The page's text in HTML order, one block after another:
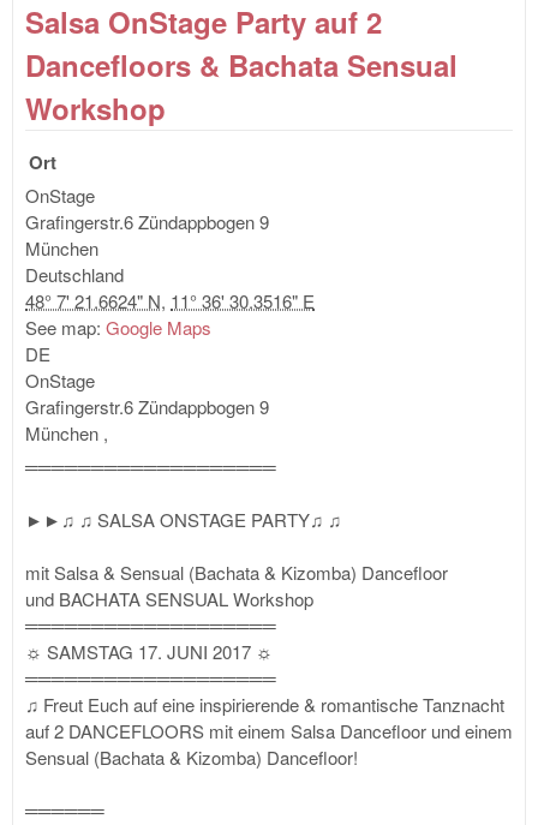
Salsa OnStage Party auf 2
Dancefloors & Bachata Sensual
Workshop
Ort
OnStage
Grafingerstr.6Zündappbogen 9
München
Deutschland
48° 7' 21.6624" N, 11° 36' 30.3516" E
See map: Google Maps
DE
OnStage
Grafingerstr.6Zündappbogen 9
München ,
═══════════════════
►►♫ ♫ SALSA ONSTAGE PARTY♫ ♫
mit Salsa & Sensual (Bachata & Kizomba) Dancefloor
und BACHATA SENSUAL Workshop
═══════════════════
☼ SAMSTAG 17. JUNI 2017 ☼
═══════════════════
♫ Freut Euch auf eine inspirierende & romantische Tanznacht
auf 2 DANCEFLOORS mit einem Salsa Dancefloor und einem
Sensual (Bachata & Kizomba) Dancefloor!
══════